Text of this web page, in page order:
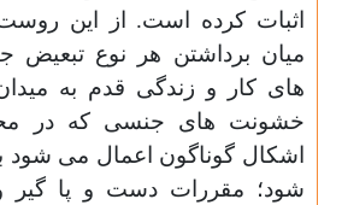
اثبات کرده است. از این روست
میان برداشتن هر نوع تبعیض
های کار و زندگی قدم به
خشونت های جنسی که در
اشکال گوناگون اعمال می شود
شود؛ مقررات دست و پا گیر